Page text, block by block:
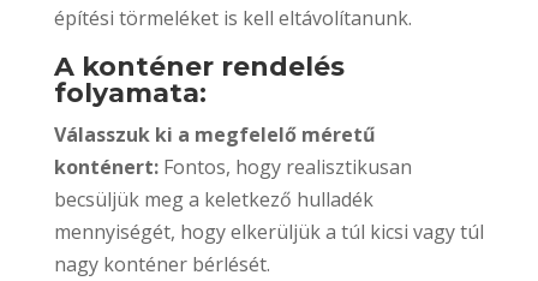
építési törmeléket is kell eltávolítanunk.
A konténer rendelés
folyamata:
Válasszuk ki a megfelelő méretű
konténert:Fontos, hogy realisztikusan
becsüljük meg a keletkező hulladék
mennyiségét, hogy elkerüljük a túl kicsi vagy túl
nagy konténer bérlését.